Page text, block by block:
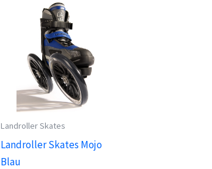
Landroller Skates
Landroller Skates Mojo
Blau